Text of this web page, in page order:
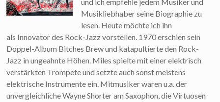
Musikliebhaber seine Biographie zu
lesen. Heute möchte ich ihn
als Innovator des Rock-Jazz vorstellen. 1970 erschien sein
Doppel-Album Bitches Brew und katapultierte den Rock-
Jazz in ungeahnte Höhen. Miles spielte mit einer elektrisch
verstärkten Trompete und setzte auch sonst meistens
elektrische Instrumente ein. Mitmusiker waren u.a. der
unvergleichliche Wayne Shorter am Saxophon, die Virtuosen